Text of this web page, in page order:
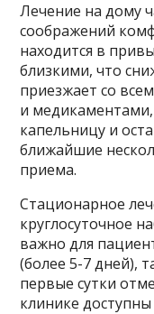
Лечение на дому
соображений
находится в
близкими, что
приезжает со
и
капельницу и
ближайшие
приема.
Стационарное
круглосуточное
важно для
(более 5-7 дней),
первые сутки
клинике